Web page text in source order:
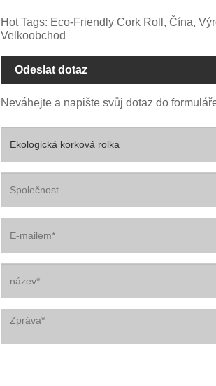
Hot Tags: Eco-Friendly Cork Roll, Čína,
Velkoobchod
Odeslat dotaz
Neváhejte a napište svůj dotaz do